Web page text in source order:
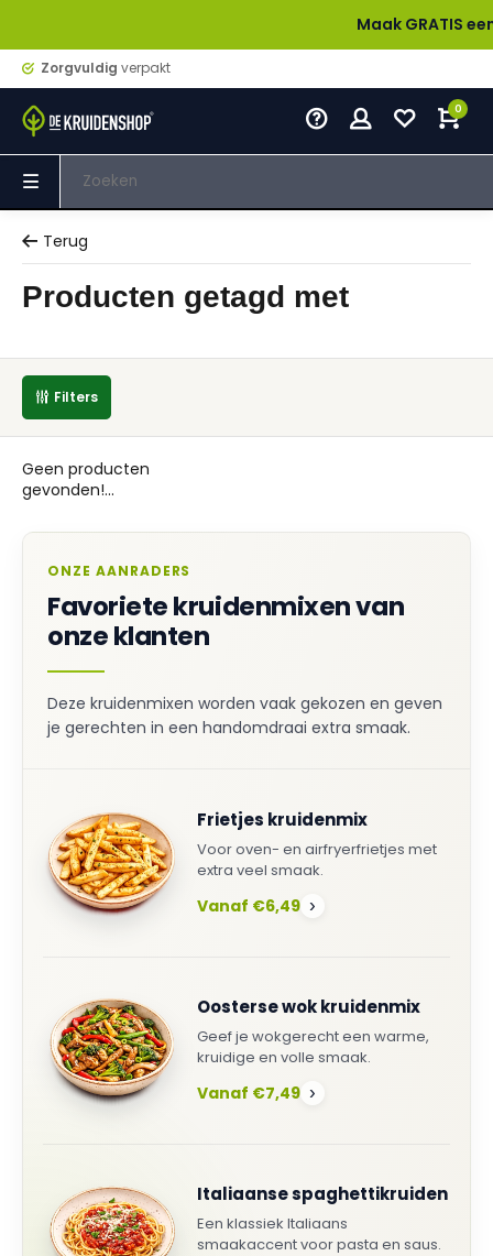
Maak GRATIS
Zorgvuldig verpakt
0
Terug
Producten getagd met
Filters
Geen producten
gevonden!...
ONZE AANRADERS
Favoriete kruidenmixen van
onze klanten
Deze kruidenmixen worden vaak gekozen en geven
je gerechten in een handomdraai extra smaak.
Frietjes kruidenmix
Voor oven- en airfryerfrietjes met
extra veel smaak.
Vanaf €6,49 ›
Oosterse wok kruidenmix
Geef je wokgerecht een warme,
kruidige en volle smaak.
Vanaf €7,49 ›
Italiaanse spaghettikruiden
Een klassiek Italiaans
smaakaccent voor pasta en saus.